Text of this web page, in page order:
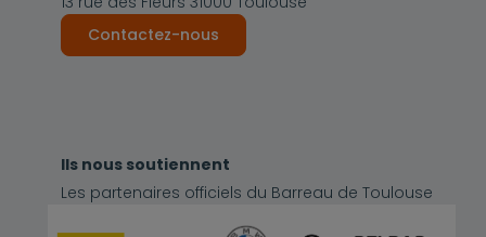
Contactez-nous
Ils nous soutiennent
Les partenaires officiels du Barreau de Toulouse